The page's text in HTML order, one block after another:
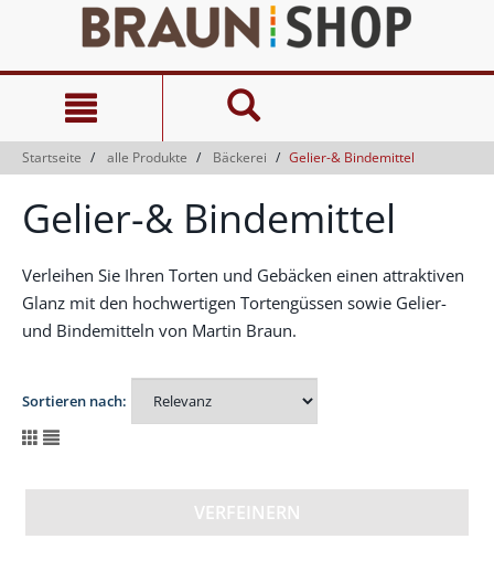
springen
Navigationsmenü
springen
Startseite alle Produkte Bäckerei Gelier-& Bindemittel
Gelier-& Bindemittel
Verleihen Sie Ihren Torten und Gebäcken einen attraktiven
Glanz mit den hochwertigen Tortengüssen sowie Gelier-
und Bindemitteln von Martin Braun.
Sortieren nach:
VERFEINERN